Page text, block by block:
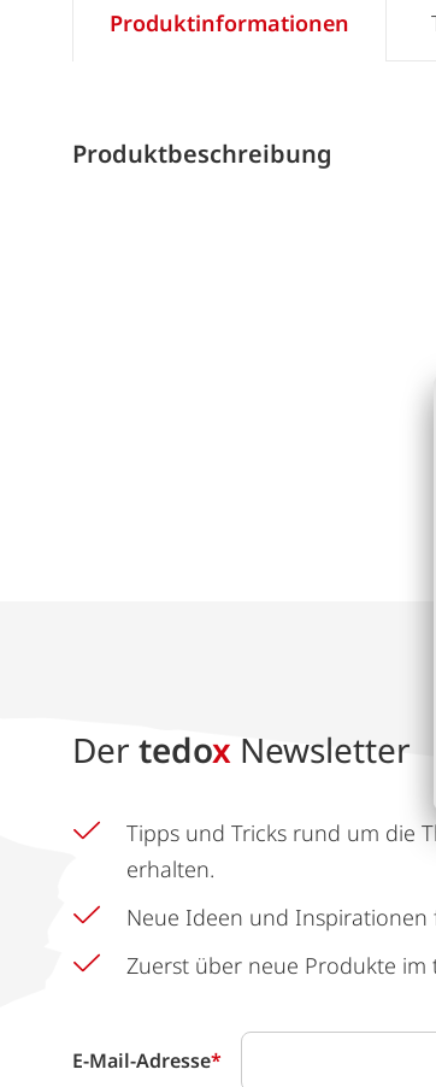
Produktinformationen
Produktbeschreibung
Der tedox Newsletter
Tipps und Tricks rund um die
erhalten.
Neue Ideen und
Zuerst über neue Produkte
E-Mail-Adresse*